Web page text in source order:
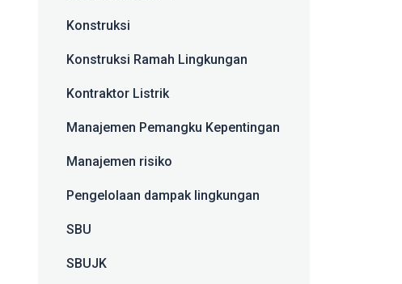
Konstruksi
Konstruksi Ramah Lingkungan
Kontraktor Listrik
Manajemen Pemangku Kepentingan
Manajemen risiko
Pengelolaan dampak lingkungan
SBU
SBUJK